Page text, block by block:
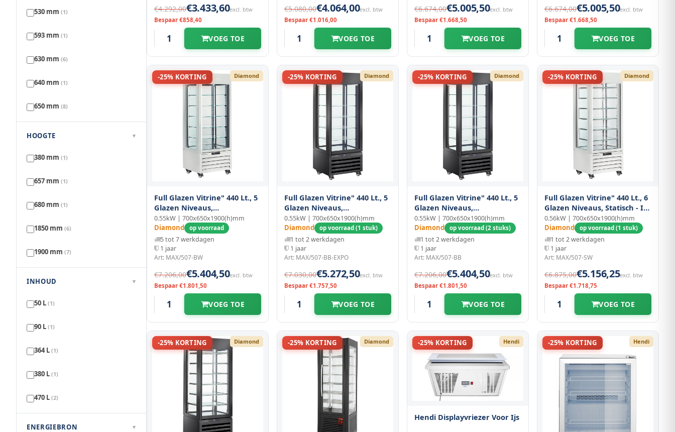
668 mm
700 mm
800 mm
866 mm
530 mm (1)
593 mm (1)
630 mm (6)
640 mm (1)
650 mm (8)
773 mm
HOOGTE ▾
380 mm (1)
657 mm (1)
680 mm (1)
1850 mm (6)
1900 mm (7)
1980 mm
2000 mm
INHOUD ▾
50 L (1)
90 L (1)
364 L (1)
380 L (1)
470 L (2)
ENERGIEBRON ▾
€4.292,00€3.433,60excl. btw
Bespaar €858,40
VOEG TOE
€5.080,00€4.064,00excl. btw
Bespaar €1.016,00
VOEG TOE
€6.674,00€5.005,50excl. btw
Bespaar €1.668,50
VOEG TOE
€6.674,00€5.005,50excl. btw
Bespaar €1.668,50
VOEG TOE
-25% KORTING Diamond
Full Glazen Vitrine" 440 Lt., 5
Glazen Niveaus,
Geventileerd - Ice Cream &
Pastry - Wit
0.55kW | 700x650x1900(h)mm
Diamond op voorraad
5 tot 7 werkdagen
1 jaar
Art: MAX/507-BW
€7.206,00€5.404,50excl. btw
Bespaar €1.801,50
VOEG TOE
-25% KORTING Diamond
Full Glazen Vitrine" 440 Lt., 5
Glazen Niveaus,
Geventileerd - Ice Cream &
Pastry - Zwart
0.55kW | 700x650x1900(h)mm
Diamond op voorraad (1 stuk)
1 tot 2 werkdagen
1 jaar
Art: MAX/507-BB-EXPO
€7.030,00€5.272,50excl. btw
Bespaar €1.757,50
VOEG TOE
-25% KORTING Diamond
Full Glazen Vitrine" 440 Lt., 5
Glazen Niveaus,
Geventileerd - Ice Cream &
Pastry - Zwart
0.55kW | 700x650x1900(h)mm
Diamond op voorraad (2 stuks)
1 tot 2 werkdagen
1 jaar
Art: MAX/507-BB
€7.206,00€5.404,50excl. btw
Bespaar €1.801,50
VOEG TOE
-25% KORTING Diamond
Full Glazen Vitrine" 440 Lt., 6
Glazen Niveaus, Statisch - Ice
Cream - Wit
0.56kW | 700x650x1900(h)mm
Diamond op voorraad (1 stuk)
1 tot 2 werkdagen
1 jaar
Art: MAX/507-SW
€6.875,00€5.156,25excl. btw
Bespaar €1.718,75
VOEG TOE
-25% KORTING Diamond -25% KORTING Diamond -25% KORTING Hendi
Hendi Displayvriezer Voor Ijs
-25% KORTING Hendi